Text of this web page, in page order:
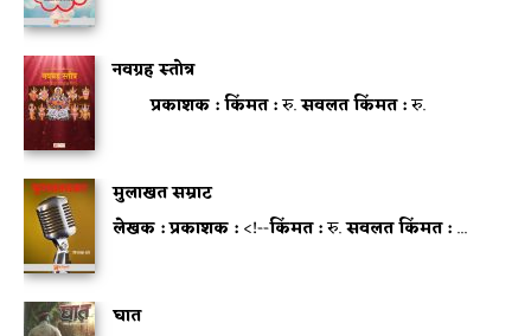
नवग्रह स्तोत्र
प्रकाशक :किंमत :रु.सवलत किंमत :रु.
मुलाखत सम्राट
लेखक :प्रकाशक : <!--किंमत :रु.सवलत किंमत : ...
घात